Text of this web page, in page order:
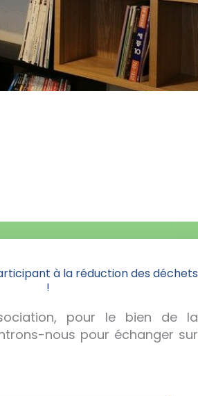
à la réduction des déchets
!
pour le bien de la
nous pour échanger sur